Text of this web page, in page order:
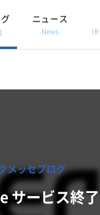
ニュース
News
メッセブログ
サービス終